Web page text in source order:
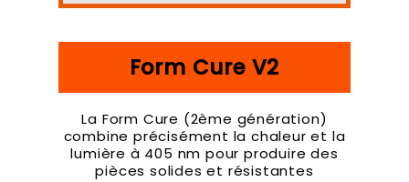
Form Cure V2
La Form Cure (2ème génération)
combine précisément la chaleur et la
lumière à 405 nm pour produire des
pièces solides et résistantes